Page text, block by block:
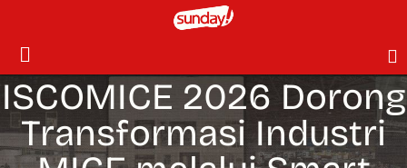
ISCOMICE 2026 Dorong
Transformasi Industri